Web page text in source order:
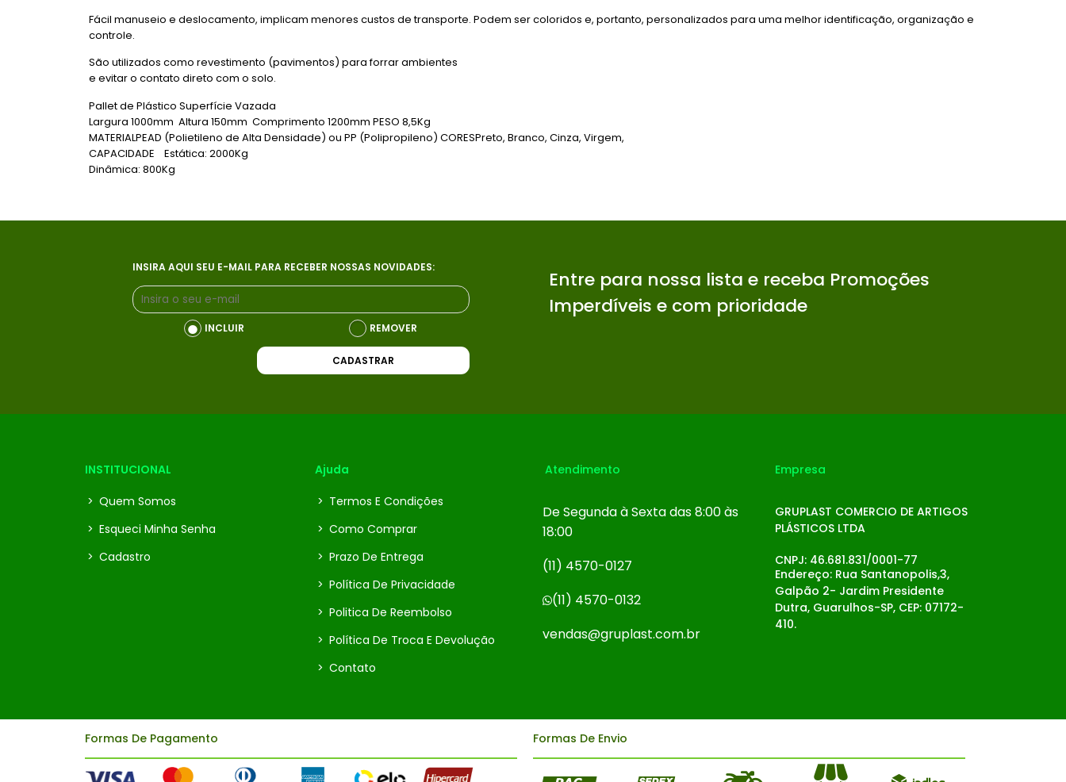
Fácil manuseio e deslocamento, implicam menores custos de transporte. Podem ser coloridos e, portanto, personalizados para uma melhor identificação, organização e
controle.
São utilizados como revestimento (pavimentos) para forrar ambientes
e evitar o contato direto com o solo.
Pallet de Plástico Superfície Vazada
Largura 1000mm Altura 150mm Comprimento 1200mm PESO 8,5Kg
MATERIALPEAD (Polietileno de Alta Densidade) ou PP (Polipropileno) CORESPreto, Branco, Cinza, Virgem,
CAPACIDADE Estática: 2000Kg
Dinâmica: 800Kg
INSIRA AQUI SEU E-MAIL PARA RECEBER NOSSAS NOVIDADES:
INCLUIR REMOVER
CADASTRAR
Entre para nossa lista e receba Promoções
Imperdíveis e com prioridade
INSTITUCIONAL
> Quem Somos
> Esqueci Minha Senha
> Cadastro
Ajuda
> Termos E Condições
> Como Comprar
> Prazo De Entrega
> Política De Privacidade
> Politica De Reembolso
> Política De Troca E Devolução
> Contato
Atendimento
De Segunda à Sexta das 8:00 às
18:00
(11) 4570-0127
(11) 4570-0132
vendas@gruplast.com.br
Empresa
GRUPLAST COMERCIO DE ARTIGOS
PLÁSTICOS LTDA
CNPJ: 46.681.831/0001-77
Endereço: Rua Santanopolis,3,
Galpão 2- Jardim Presidente
Dutra, Guarulhos-SP, CEP: 07172-
410.
Formas De Pagamento Formas De Envio